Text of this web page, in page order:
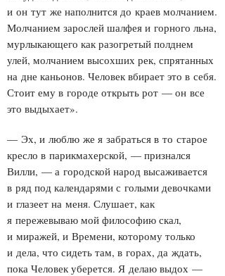
и он тут же наполнится до краев молчанием.
Молчанием зарослей шалфея и горного льна,
мурлыкающего как разогретый полднем
улей, молчанием высохших рек, спрятанных
на дне каньонов. Человек вбирает это в себя.
Стоит ему в городе открыть рот — он все
это выдыхает».
— Эх, и люблю же я забраться в то старое
кресло в парикмахерской, — признался
Вилли, — а городской народ высаживается
в ряд под календарями с голыми девочками
и глазеет на меня. Слушает, как
я пережевываю мой философию скал,
и миражей, и Времени, которому только
и дела, что сидеть там, в горах, да ждать,
пока Человек уберется. Я делаю выдох —